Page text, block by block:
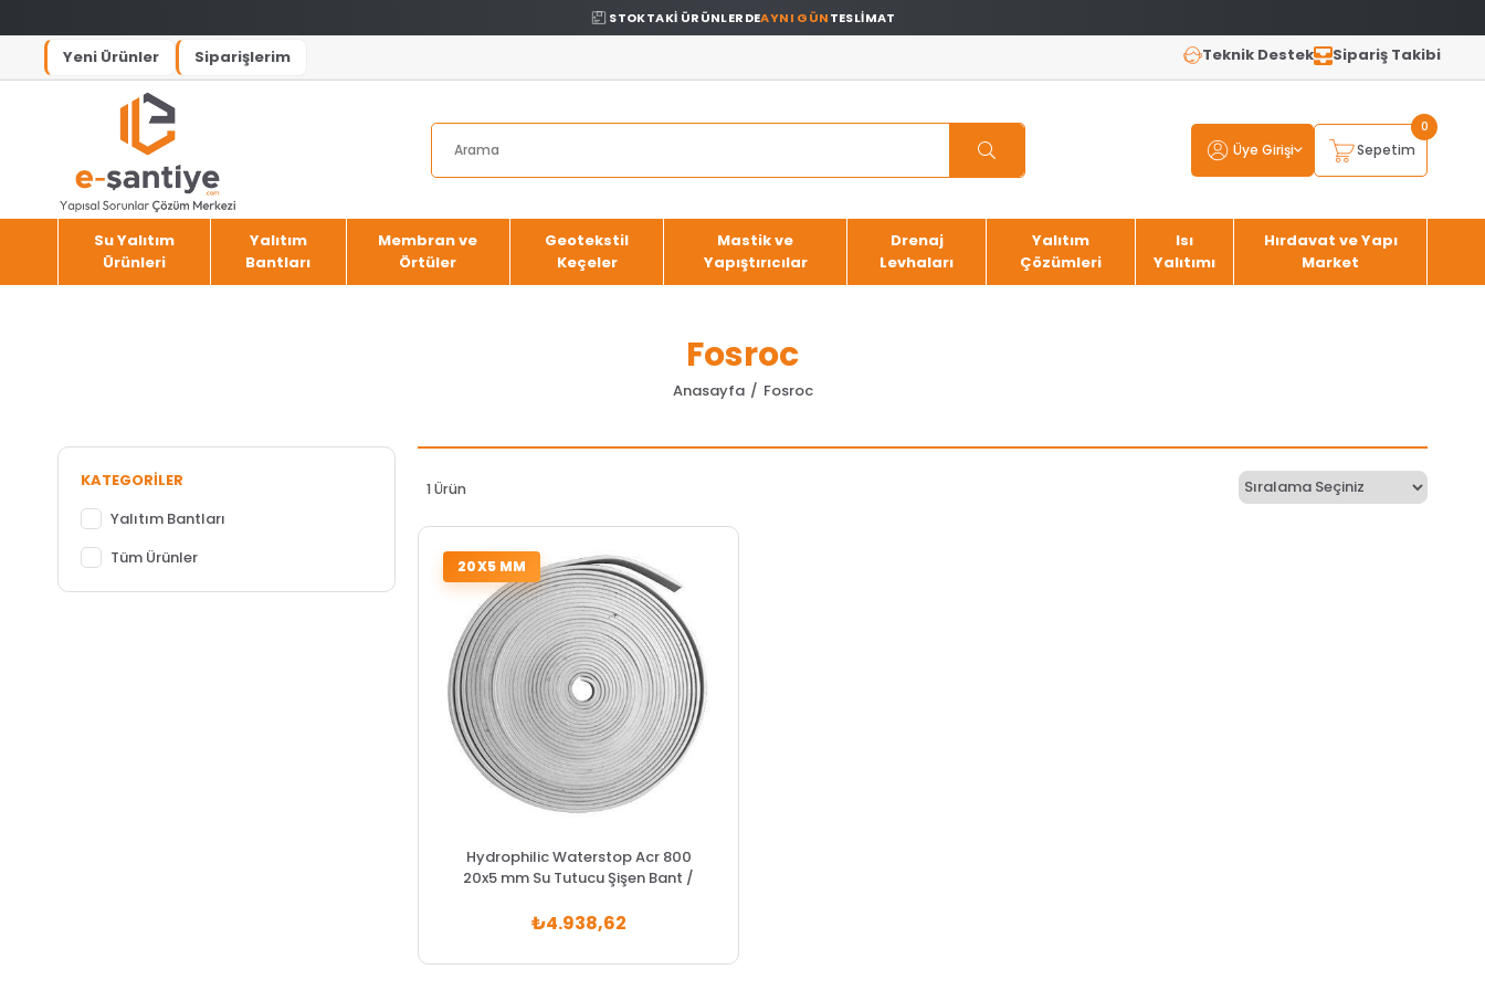
STOKTAKİ ÜRÜNLERDEAYNI GÜNTESLİMAT
Yeni Ürünler Siparişlerim Teknik Destek Sipariş Takibi
Üye Girişi Sepetim
0
Su Yalıtım
Ürünleri
Yalıtım
Bantları
Membran ve
Örtüler
Geotekstil
Keçeler
Mastik ve
Yapıştırıcılar
Drenaj
Levhaları
Yalıtım
Çözümleri
Isı
Yalıtımı
Hırdavat ve Yapı
Market
Fosroc
Anasayfa Fosroc
KATEGORILER
Yalıtım Bantları
Tüm Ürünler
1 Ürün
20X5 MM
Hydrophilic Waterstop Acr 800
20x5 mm Su Tutucu Şişen Bant /
₺4.938,62